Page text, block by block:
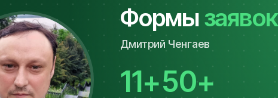
Формызаявок
Дмитрий Ченгаев
11+50+